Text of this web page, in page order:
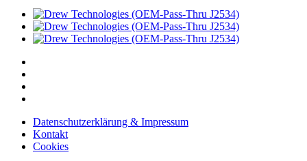
Datenschutzerklärung & Impressum
Kontakt
Cookies